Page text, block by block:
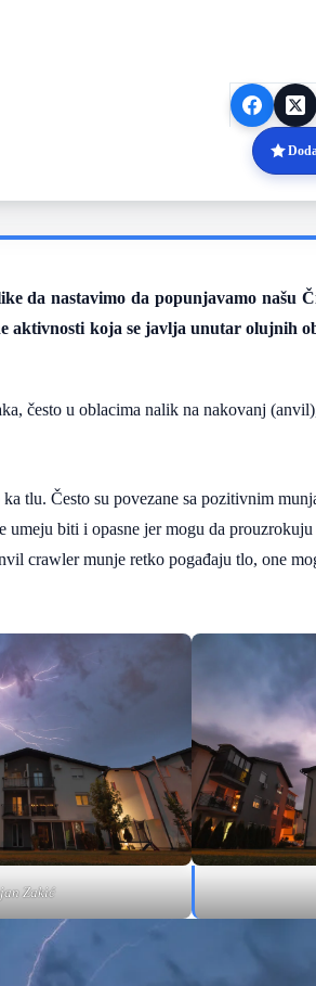
da nastavimo da popunjavamo našu
aktivnosti koja se javlja unutar olujnih
često u oblacima nalik na nakovanj
tlu. Često su povezane sa pozitivnim
biti i opasne jer mogu da
crawler munje retko pogađaju tlo, one
Zakić